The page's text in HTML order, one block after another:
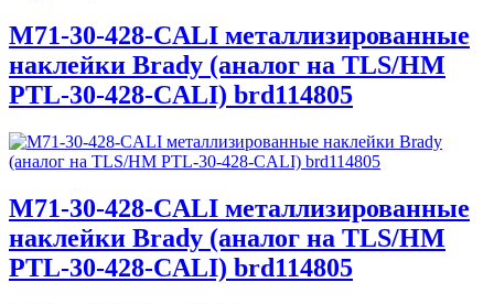
M71-30-428-CALI металлизированные
наклейки Brady (аналог на TLS/HM
PTL-30-428-CALI) brd114805
M71-30-428-CALI металлизированные
наклейки Brady (аналог на TLS/HM
PTL-30-428-CALI) brd114805